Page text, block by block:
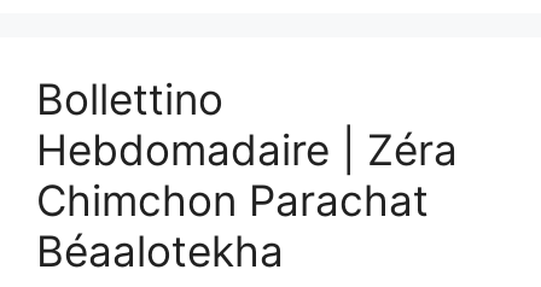
Bollettino
Hebdomadaire | Zéra
Chimchon Parachat
Béaalotekha